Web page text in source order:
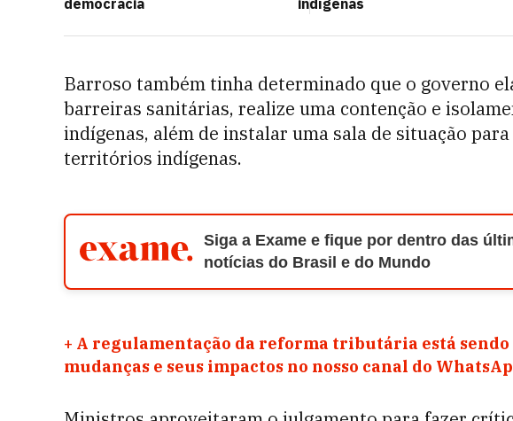
democracia
indígenas
Barroso também tinha determinado que o governo
barreiras sanitárias, realize uma contenção e
indígenas, além de instalar uma sala de situação
territórios indígenas.
Siga a Exame e fique por dentro das
notícias do Brasil e do Mundo
+ A regulamentação da reforma tributária está
mudanças e seus impactos no nosso canal do